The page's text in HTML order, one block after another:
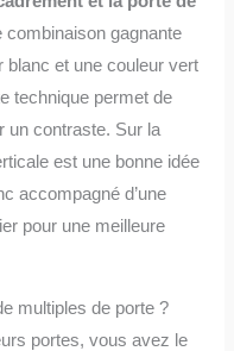
combinaison gagnante
blanc et une couleur vert
technique permet de
un contraste. Sur la
est une bonne idée
accompagné d’une
pour une meilleure
multiples de porte ?
portes, vous avez le